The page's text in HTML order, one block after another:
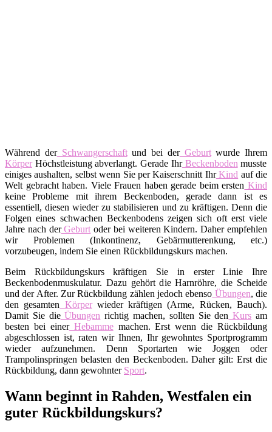
Während derSchwangerschaftund bei derGeburtwurde Ihrem
KörperHöchstleistung abverlangt. Gerade IhrBeckenboden musste
einiges aushalten, selbst wenn Sie per Kaiserschnitt IhrKind auf die
Welt gebracht haben. Viele Frauen haben gerade beim ersten Kind
keine Probleme mit ihrem Beckenboden, gerade dann ist es
essentiell, diesen wieder zu stabilisieren und zu kräftigen. Denn die
Folgen eines schwachen Beckenbodens zeigen sich oft erst viele
Jahre nach derGeburt oder bei weiteren Kindern. Daher empfehlen
wir Problemen (Inkontinenz, Gebärmutterenkung, etc.)
vorzubeugen, indem Sie einen Rückbildungskurs machen.
Beim Rückbildungskurs kräftigen Sie in erster Linie Ihre
Beckenbodenmuskulatur. Dazu gehört die Harnröhre, die Scheide
und der After. Zur Rückbildung zählen jedoch ebenso Übungen, die
den gesamten Körperwieder kräftigen (Arme, Rücken, Bauch).
Damit Sie dieÜbungen richtig machen, sollten Sie den Kurs am
besten bei einerHebammemachen. Erst wenn die Rückbildung
abgeschlossen ist, raten wir Ihnen, Ihr gewohntes Sportprogramm
wieder aufzunehmen. Denn Sportarten wie Joggen oder
Trampolinspringen belasten den Beckenboden. Daher gilt: Erst die
Rückbildung, dann gewohnter Sport.
Wann beginnt in Rahden, Westfalen ein
guter Rückbildungskurs?